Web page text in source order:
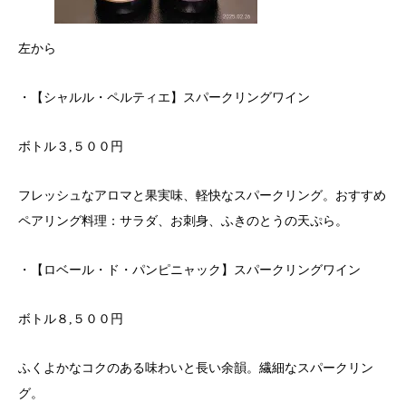
左から
・【シャルル・ペルティエ】スパークリングワイン
ボトル３,５００円
フレッシュなアロマと果実味、軽快なスパークリング。おすすめ
ペアリング料理：サラダ、お刺身、ふきのとうの天ぷら。
・【ロベール・ド・パンピニャック】スパークリングワイン
ボトル８,５００円
ふくよかなコクのある味わいと長い余韻。繊細なスパークリン
グ。